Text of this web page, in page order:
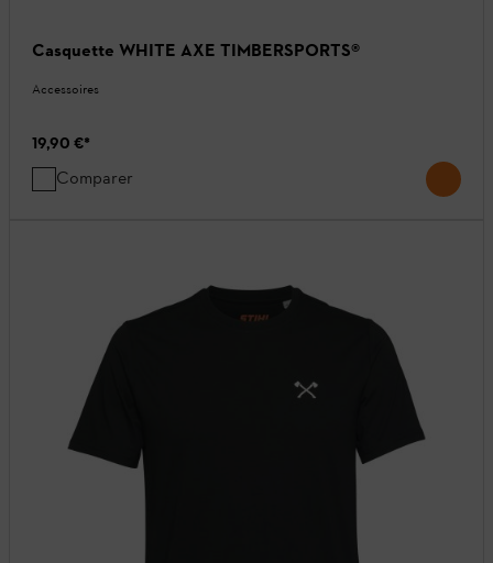
Casquette WHITE AXE TIMBERSPORTS®
Accessoires
19,90 €*
Comparer